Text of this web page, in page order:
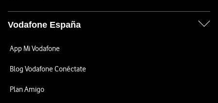
Vodafone España
App Mi Vodafone
Blog Vodafone Conéctate
Plan Amigo